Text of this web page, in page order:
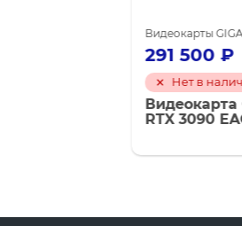
GeForce GTX 1660 SUPER Видеокарты
Видеокарты GIGABYTE
Нет в наличии
Видеокарта Gigabyte
RTX 3090 EAGLE 24G